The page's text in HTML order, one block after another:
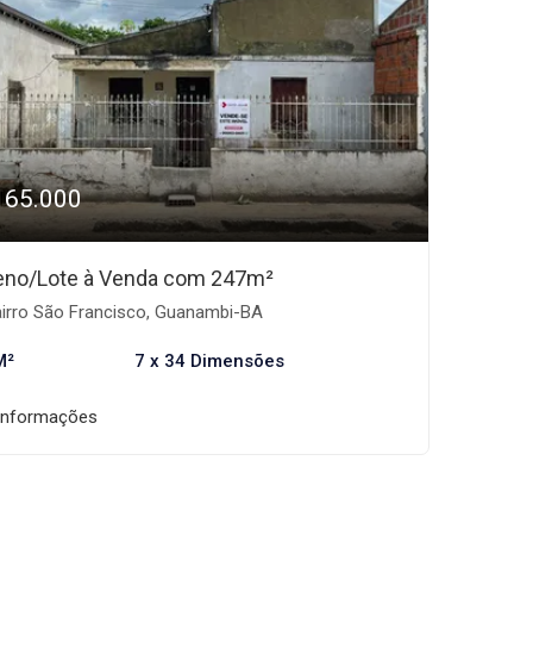
Lote à Venda com 247m²
São Francisco, Guanambi-BA
7 x 34 Dimensões